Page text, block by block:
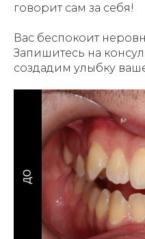
говорит сам за себя!
Вас беспокоит
Запишитесь на
создадим улыбку